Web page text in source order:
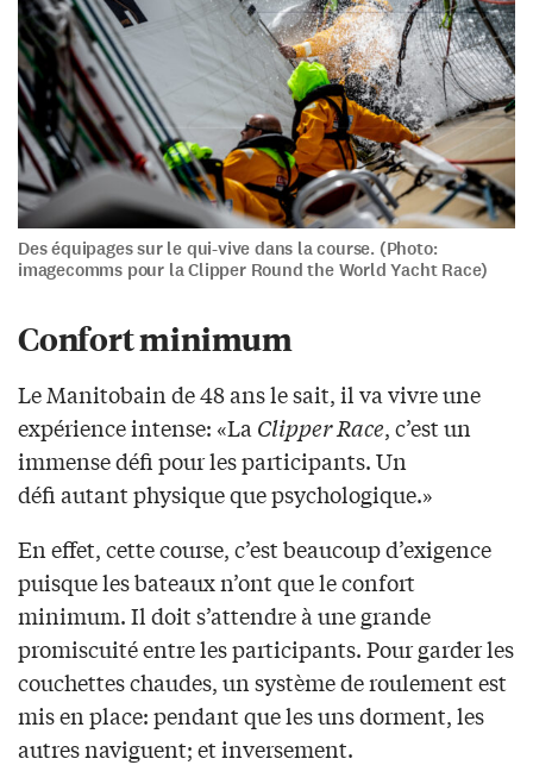
Des équipages sur le qui-vive dans la course. (Photo:
imagecomms pour la Clipper Round the World Yacht Race)
Confort minimum
Le Manitobain de 48 ans le sait, il va vivre une
expérience intense: «La Clipper Race, c’est un
immense défi pour les participants. Un
défi autant physique que psychologique.»
En effet, cette course, c’est beaucoup d’exigence
puisque les bateaux n’ont que le confort
minimum. Il doit s’attendre à une grande
promiscuité entre les participants. Pour garder les
couchettes chaudes, un système de roulement est
mis en place: pendant que les uns dorment, les
autres naviguent; et inversement.